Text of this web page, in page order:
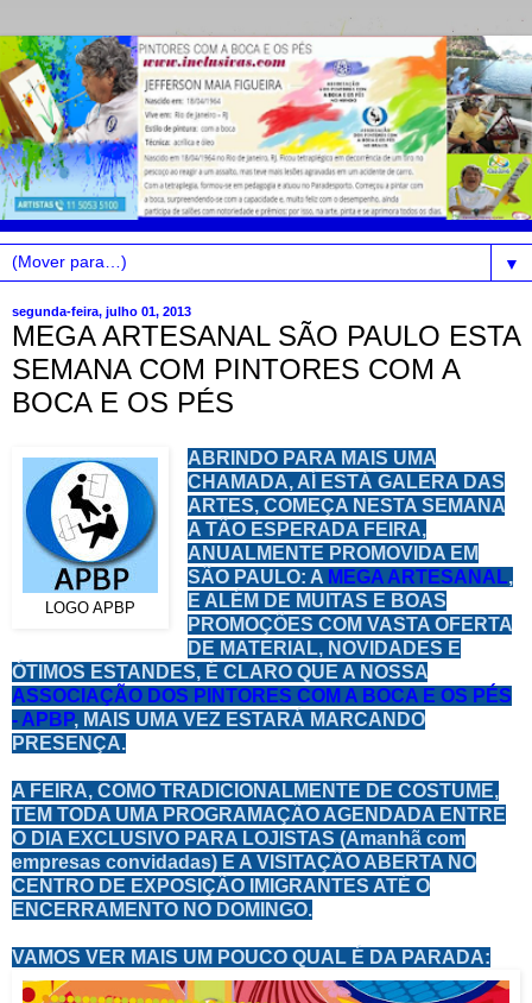
▼
segunda-feira, julho 01, 2013
MEGA ARTESANAL SÃO PAULO ESTA
SEMANA COM PINTORES COM A
BOCA E OS PÉS
LOGO APBP
ABRINDO PARA MAIS UMA
CHAMADA, AÍ ESTÁ GALERA DAS
ARTES, COMEÇA NESTA SEMANA
A TÃO ESPERADA FEIRA,
ANUALMENTE PROMOVIDA EM
SÃO PAULO: A MEGA ARTESANAL,
E ALÉM DE MUITAS E BOAS
PROMOÇÕES COM VASTA OFERTA
DE MATERIAL, NOVIDADES E
ÓTIMOS ESTANDES, É CLARO QUE A NOSSA
ASSOCIAÇÃO DOS PINTORES COM A BOCA E OS PÉS
- APBP, MAIS UMA VEZ ESTARÁ MARCANDO
PRESENÇA.
A FEIRA, COMO TRADICIONALMENTE DE COSTUME,
TEM TODA UMA PROGRAMAÇÃO AGENDADA ENTRE
O DIA EXCLUSIVO PARA LOJISTAS (Amanhã com
empresas convidadas) E A VISITAÇÃO ABERTA NO
CENTRO DE EXPOSIÇÃO IMIGRANTES ATÉ O
ENCERRAMENTO NO DOMINGO.
VAMOS VER MAIS UM POUCO QUAL É DA PARADA: